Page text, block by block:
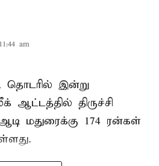
am
தொடரில் இன்று
ஆட்டத்தில் திருச்சி
மதுரைக்கு 174 ரன்கள்